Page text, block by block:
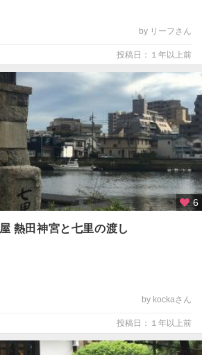
by リーフさん
投稿日：１年以上前
6
熱田神宮と七里の渡し
by kockaさん
投稿日：１年以上前